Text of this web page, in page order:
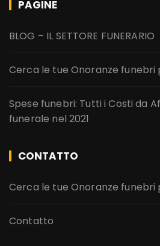
PAGINE
BLOG – IL SETTORE FUNERARIO
Cerca le tue Onoranze funebri
Spese funebri: Tutti i Costi da
funerale nel 2021
CONTATTO
Cerca le tue Onoranze funebri
Contatto